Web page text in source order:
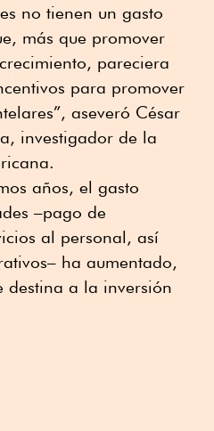
no tienen un gasto
más que promover
pareciera
para promover
aseveró César
investigador de la
años, el gasto
–pago de
al personal, así
ha aumentado,
destina a la inversión